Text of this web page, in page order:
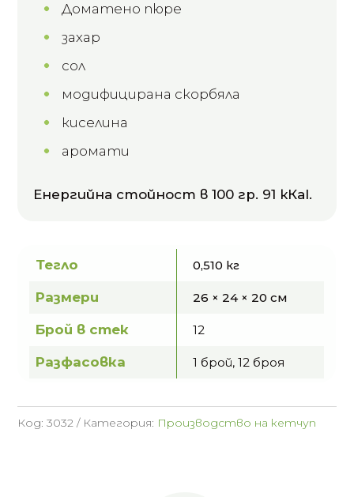
Доматено пюре
захар
сол
модифицирана скорбяла
киселина
аромати
Енергийна стойност в 100 гр. 91 кКаl.
Тегло 0,510 кг
Размери 26 × 24 × 20 см
Брой в стек 12
Разфасовка 1 брой, 12 броя
Код: 3032 Категория: Производство на кетчуп